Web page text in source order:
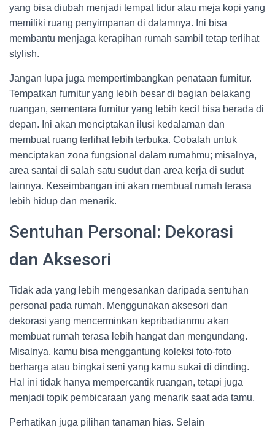
yang bisa diubah menjadi tempat tidur atau meja kopi yang
memiliki ruang penyimpanan di dalamnya. Ini bisa
membantu menjaga kerapihan rumah sambil tetap terlihat
stylish.
Jangan lupa juga mempertimbangkan penataan furnitur.
Tempatkan furnitur yang lebih besar di bagian belakang
ruangan, sementara furnitur yang lebih kecil bisa berada di
depan. Ini akan menciptakan ilusi kedalaman dan
membuat ruang terlihat lebih terbuka. Cobalah untuk
menciptakan zona fungsional dalam rumahmu; misalnya,
area santai di salah satu sudut dan area kerja di sudut
lainnya. Keseimbangan ini akan membuat rumah terasa
lebih hidup dan menarik.
Sentuhan Personal: Dekorasi
dan Aksesori
Tidak ada yang lebih mengesankan daripada sentuhan
personal pada rumah. Menggunakan aksesori dan
dekorasi yang mencerminkan kepribadianmu akan
membuat rumah terasa lebih hangat dan mengundang.
Misalnya, kamu bisa menggantung koleksi foto-foto
berharga atau bingkai seni yang kamu sukai di dinding.
Hal ini tidak hanya mempercantik ruangan, tetapi juga
menjadi topik pembicaraan yang menarik saat ada tamu.
Perhatikan juga pilihan tanaman hias. Selain